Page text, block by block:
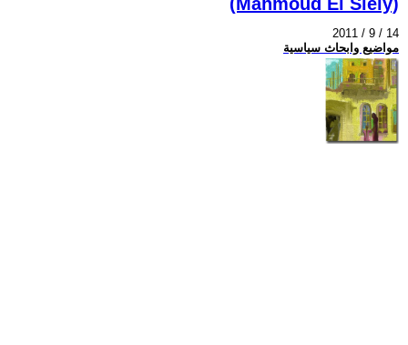
2011 / 9 / 14
مواضيع وابحاث سياسية